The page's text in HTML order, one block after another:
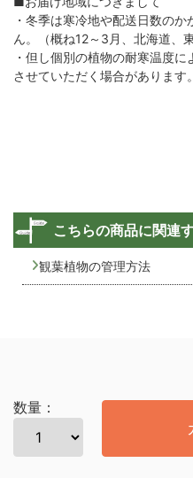
・冬季は寒冷地や配送日数の
ん。（概ね12～3月、北海道、
・但し個別の植物の耐寒温度
させていただく場合があります。
こちらの商品に関連
観葉植物の管理方法
数量：